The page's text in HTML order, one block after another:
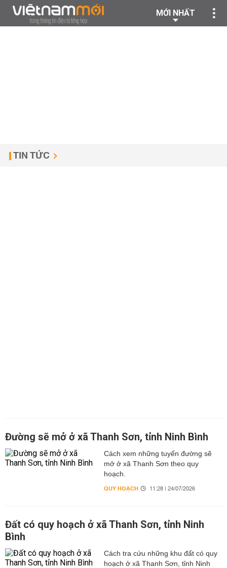
MỚI NHẤT
TIN TỨC
Đường sẽ mở ở xã Thanh Sơn, tỉnh Ninh Bình
Cách xem những tuyến đường sẽ
mở ở xã Thanh Sơn theo quy
hoạch.
QUY HOẠCH 11:28 | 24/07/2026
Đất có quy hoạch ở xã Thanh Sơn, tỉnh Ninh
Bình
Cách tra cứu những khu đất có quy
hoạch ở xã Thanh Sơn, tỉnh Ninh